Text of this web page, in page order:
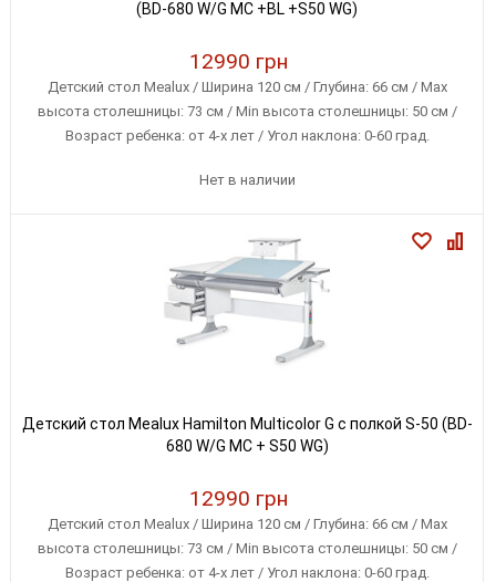
(BD-680 W/G MC +BL +S50 WG)
12990 грн
Детский стол Mealux / Ширина 120 см / Глубина: 66 см / Max
высота столешницы: 73 см / Min высота столешницы: 50 см /
Возраст ребенка: от 4-х лет / Угол наклона: 0-60 град.
Нет в наличии
Детский стол Mealux Hamilton Multicolor G с полкой S-50 (BD-
680 W/G MC + S50 WG)
12990 грн
Детский стол Mealux / Ширина 120 см / Глубина: 66 см / Max
высота столешницы: 73 см / Min высота столешницы: 50 см /
Возраст ребенка: от 4-х лет / Угол наклона: 0-60 град.